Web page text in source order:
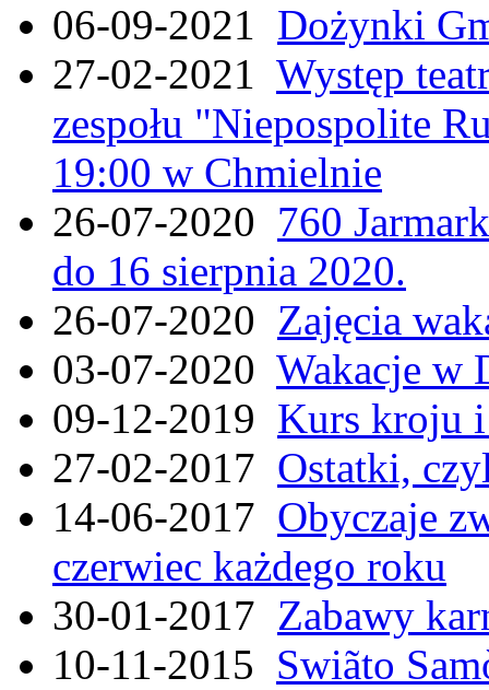
06-09-2021 Dożynki
27-02-2021 Występ
zespołu "Niepospolite
19:00 w Chmielnie
26-07-2020 760
do 16 sierpnia 2020.
26-07-2020 Zajęcia
03-07-2020 Wakacje w
09-12-2019 Kurs kroju i
27-02-2017 Ostatki,
14-06-2017 Obyczaje
czerwiec każdego roku
30-01-2017 Zabawy
10-11-2015 Swiãto